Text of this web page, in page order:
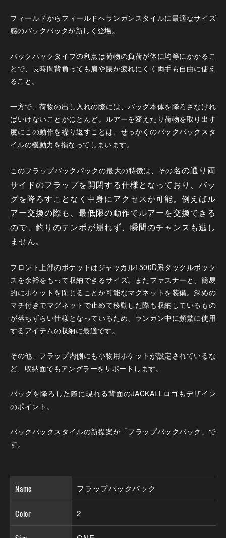
フィールドからフィールドへランガンスタイルに最適なサイズ
感のバックパックが新しく登場。
バックパックタイプの利点は荷物の負荷が体に均等にかかるこ
とで、長時間背負っても肩や腰が疲れにくく両手も自由に使え
ること。
一方で、荷物の出し入れの際には、バッグ本体を降ろさなけれ
ばいけないことがほとんど。ルアーを変えたり荷物を取り出す
度にこの動作を繰り返すことは、せっかくのバックパックスタ
イルの機動力を損なってしまいます。
このフラップバックパックの最大の特徴は、その名の通り両
サイドのフラップを開閉する仕様となっており、バッ
グを降ろすことなく中身にアクセスが可能。例えばル
アー交換の際も、最低限の動作でルアーを交換できる
ので、釣りのテンポが崩れず、瞬間のチャンスも逃し
ません。
フロント上部のポケットはジャッカル1500D系タックルボック
スを余裕をもって収納できるサイズ。またファスナーと、簡易
的にポケットを閉じることが可能なマグネットを装備。深めの
マチ付きでマグネットで止めて移動した際も収納しているもの
が落ちずらい仕様となっているため、ランガン中に頻繁に使用
するアイテムの収納に最適です。
その他、フラップ内側にも小物用ポケットが設定されているな
ど、収納面でもアングラーをサポートします。
バッグを降ろした際に現れる背面のJACKALLロゴもデザイン
のポイント。
バックパックスタイルの新提案が「フラップバックパック」で
す。
Name フラップバックパック
Color 2